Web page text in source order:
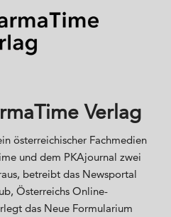
Verlag
österreichischer Fachmedien
und dem PKAjournal zwei
betreibt das Newsportal
Österreichs Online-
das Neue Formularium